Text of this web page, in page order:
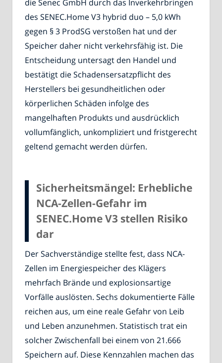
die Senec GmbH durch das Inverkehrbringen
des SENEC.Home V3 hybrid duo – 5,0 kWh
gegen § 3 ProdSG verstoßen hat und der
Speicher daher nicht verkehrsfähig ist. Die
Entscheidung untersagt den Handel und
bestätigt die Schadensersatzpflicht des
Herstellers bei gesundheitlichen oder
körperlichen Schäden infolge des
mangelhaften Produkts und ausdrücklich
vollumfänglich, unkompliziert und fristgerecht
geltend gemacht werden dürfen.
Sicherheitsmängel: Erhebliche
NCA-Zellen-Gefahr im
SENEC.Home V3 stellen Risiko
dar
Der Sachverständige stellte fest, dass NCA-
Zellen im Energiespeicher des Klägers
mehrfach Brände und explosionsartige
Vorfälle auslösten. Sechs dokumentierte Fälle
reichen aus, um eine reale Gefahr von Leib
und Leben anzunehmen. Statistisch trat ein
solcher Zwischenfall bei einem von 21.666
Speichern auf. Diese Kennzahlen machen das